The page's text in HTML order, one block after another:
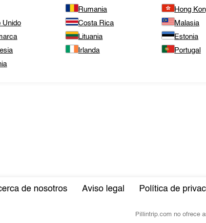
Rumania Hong
Unido
Costa Rica Malasia
Lituania Estonia
Irlanda Portugal
de nosotros Aviso legal Política de
Pillintrip.com no ofrece